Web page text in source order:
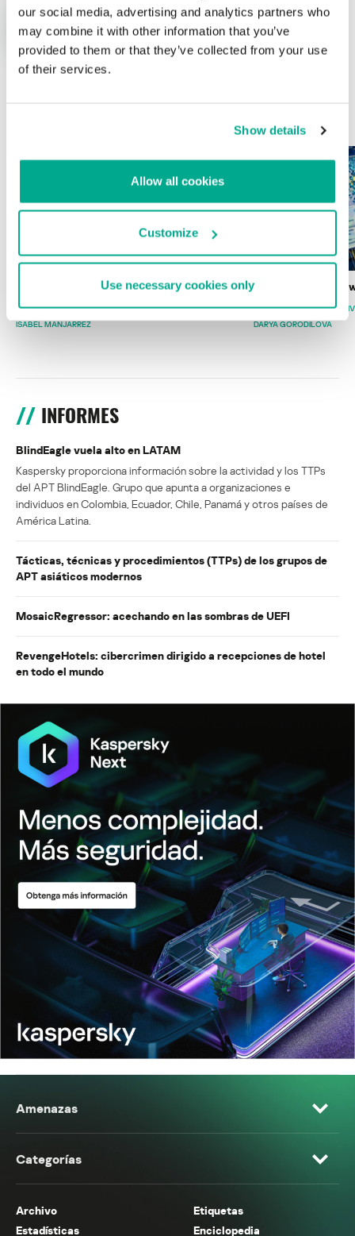
our social media, advertising and analytics partners who
may combine it with other information that you’ve
provided to them or that they’ve collected from your use
of their services.
Show details
Allow all cookies
Customize
Use necessary cookies only
ÚLTIMAS PUBLICACIONES
Wardriving en México: preparativos para
ISABEL MANJARREZ
Estado del
FABIO ASSOLINI MARC
DARYA GORODILOVA
INFORMES
BlindEagle vuela alto en LATAM
Kaspersky proporciona información sobre la actividad y los TTPs
del APT BlindEagle. Grupo que apunta a organizaciones e
individuos en Colombia, Ecuador, Chile, Panamá y otros países de
América Latina.
Tácticas, técnicas y procedimientos (TTPs) de los grupos de
APT asiáticos modernos
MosaicRegressor: acechando en las sombras de UEFI
RevengeHotels: cibercrimen dirigido a recepciones de hotel
en todo el mundo
Amenazas
Categorías
Archivo
Etiquetas
Estadísticas
Enciclopedia